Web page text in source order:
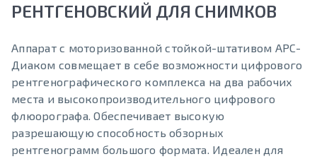
РЕНТГЕНОВСКИЙ ДЛЯ СНИМКОВ
Аппарат с моторизованной стойкой-штативом АРС-
Диаком совмещает в себе возможности цифрового
рентгенографического комплекса на два рабочих
места и высокопроизводительного цифрового
флюорографа. Обеспечивает высокую
разрешающую способность обзорных
рентгенограмм большого формата. Идеален для